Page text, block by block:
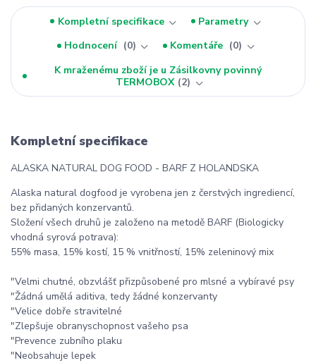
Kompletní specifikace
Parametry
Hodnocení
0 Komentáře
0
K mraženému zboží je u Zásilkovny povinný
TERMOBOX 2
Kompletní specifikace
ALASKA NATURAL DOG FOOD - BARF Z HOLANDSKA
Alaska natural dogfood je vyrobena jen z čerstvých ingrediencí,
bez přidaných konzervantů.
Složení všech druhů je založeno na metodě BARF (Biologicky
vhodná syrová potrava):
55% masa, 15% kostí, 15 % vnitřností, 15% zeleninový mix
"Velmi chutné, obzvlášť přizpůsobené pro mlsné a vybíravé psy
"Žádná umělá aditiva, tedy žádné konzervanty
"Velice dobře stravitelné
"Zlepšuje obranyschopnost vašeho psa
"Prevence zubního plaku
"Neobsahuje lepek